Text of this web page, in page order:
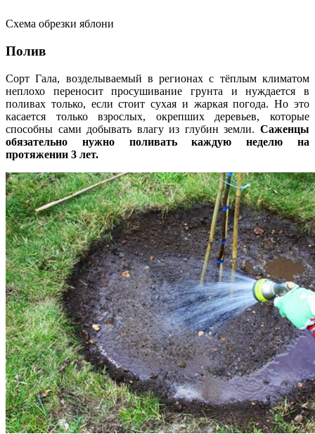
Схема обрезки яблони
Полив
Сорт Гала, возделываемый в регионах с тёплым климатом
неплохо переносит просушивание грунта и нуждается в
поливах только, если стоит сухая и жаркая погода. Но это
касается только взрослых, окрепших деревьев, которые
способны сами добывать влагу из глубин земли. Саженцы
обязательно нужно поливать каждую неделю на
протяжении 3 лет.